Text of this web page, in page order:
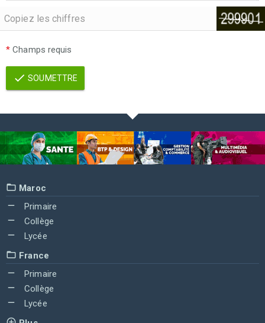
* Champs requis
SOUMETTRE
Maroc
Primaire
Collège
Lycée
France
Primaire
Collège
Lycée